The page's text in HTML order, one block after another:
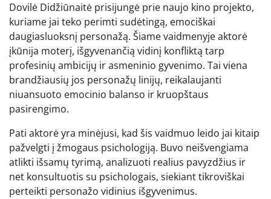
Dovilė Didžiūnaitė prisijungė prie naujo kino projekto,
kuriame jai teko perimti sudėtingą, emociškai
daugiasluoksnį personažą. Šiame vaidmenyje aktorė
įkūnija moterį, išgyvenančią vidinį konfliktą tarp
profesinių ambicijų ir asmeninio gyvenimo. Tai viena
brandžiausių jos personažų linijų, reikalaujanti
niuansuoto emocinio balanso ir kruopštaus
pasirengimo.
Pati aktorė yra minėjusi, kad šis vaidmuo leido jai kitaip
pažvelgti į žmogaus psichologiją. Buvo neišvengiama
atlikti išsamų tyrimą, analizuoti realius pavyzdžius ir
net konsultuotis su psichologais, siekiant tikroviškai
perteikti personažo vidinius išgyvenimus.